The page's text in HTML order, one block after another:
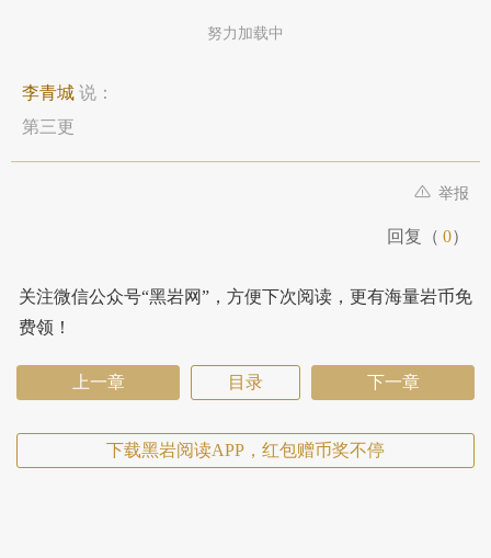
努力加载中
李青城 说：
第三更
举报
回复（ 0）
关注微信公众号“黑岩网”，方便下次阅读，更有海量岩币免
费领！
上一章 目录 下一章
下载黑岩阅读APP，红包赠币奖不停